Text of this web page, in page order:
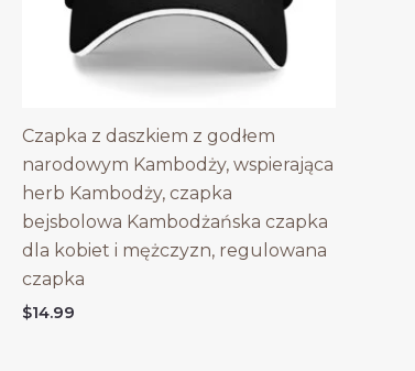
Czapka z daszkiem z godłem
narodowym Kambodży, wspierająca
herb Kambodży, czapka
bejsbolowa Kambodżańska czapka
dla kobiet i mężczyzn, regulowana
czapka
$14.99